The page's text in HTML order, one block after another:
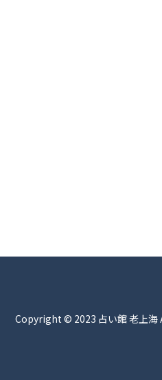
Copyright © 2023 占い館 老上海